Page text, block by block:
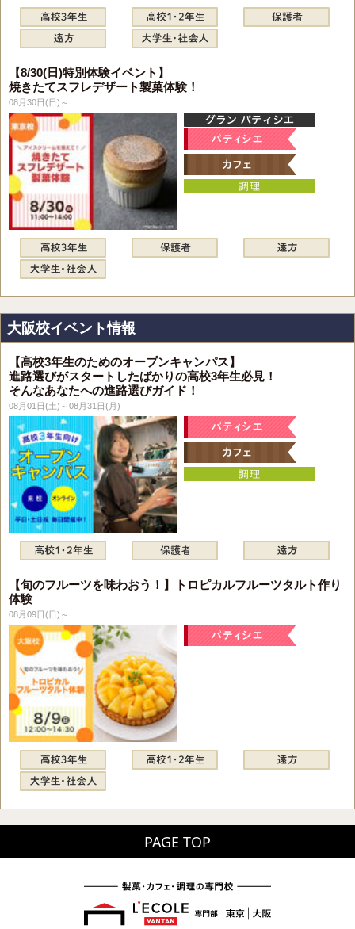
【8/30(日)特別体験イベント】
焼きたてスフレデザート製菓体験！
08月30日(日)～
大阪校イベント情報
【高校3年生のためのオープンキャンパス】
進路選びがスタートしたばかりの高校3年生必見！
そんなあなたへの進路選びガイド！
08月01日(土)～08月31日(月)
【旬のフルーツを味わおう！】トロピカルフルーツタルト作り
体験
08月09日(日)～
PAGE TOP